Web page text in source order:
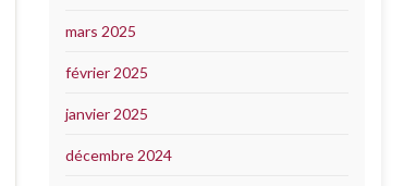
mars 2025
février 2025
janvier 2025
décembre 2024